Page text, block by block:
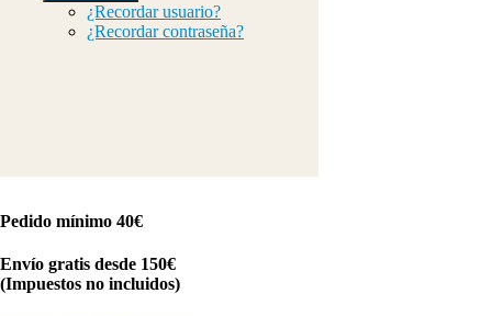
¿Recordar usuario?
¿Recordar contraseña?
Pedido mínimo 40€
Envío gratis desde 150€
(Impuestos no incluidos)